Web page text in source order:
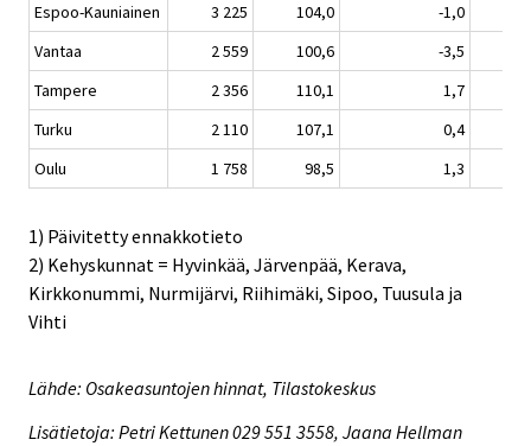
Espoo-Kauniainen
3 225 104,0
-1,0
Vantaa
2 559 100,6
-3,5
Tampere
2 356 110,1
1,7
Turku
2 110 107,1
0,4
Oulu
1 758 98,5 1,3
1) Päivitetty ennakkotieto
2) Kehyskunnat = Hyvinkää, Järvenpää, Kerava,
Kirkkonummi, Nurmijärvi, Riihimäki, Sipoo, Tuusula ja
Vihti
Lähde: Osakeasuntojen hinnat, Tilastokeskus
Lisätietoja: Petri Kettunen 029 551 3558, Jaana Hellman